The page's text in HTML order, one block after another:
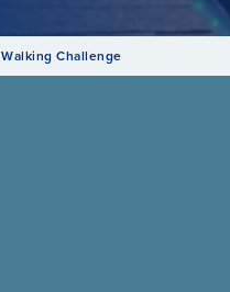
Walking Challenge